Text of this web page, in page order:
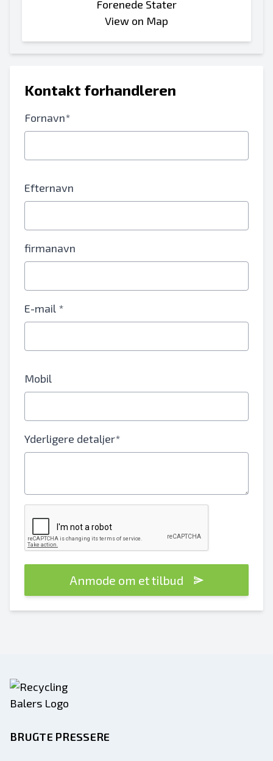
Forenede Stater
View on Map
Kontakt forhandleren
Fornavn*
Efternavn
firmanavn
E-mail *
Mobil
Yderligere detaljer*
Anmode om et tilbud
BRUGTE PRESSERE